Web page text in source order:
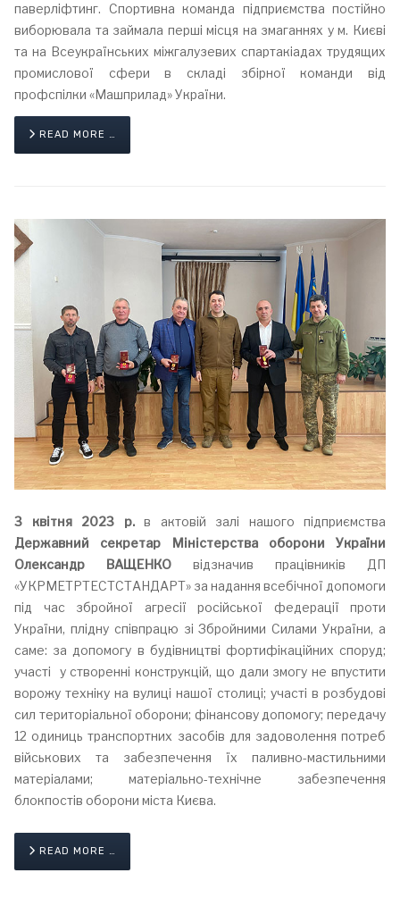
паверліфтинг. Спортивна команда підприємства постійно
виборювала та займала перші місця на змаганнях у м. Києві
та на Всеукраїнських міжгалузевих спартакіадах трудящих
промислової сфери в складі збірної команди від
профспілки «Машприлад» України.
READ MORE …
3 квітня 2023 р.в актовій залі нашого підприємства
Державний секретар Міністерства оборони України
Олександр ВАЩЕНКО відзначив працівників ДП
«УКРМЕТРТЕСТСТАНДАРТ» за надання всебічної допомоги
під час збройної агресії російської федерації проти
України, плідну співпрацю зі Збройними Силами України, а
саме: за допомогу в будівництві фортифікаційних споруд;
участі у створенні конструкцій, що дали змогу не впустити
ворожу техніку на вулиці нашої столиці; участі в розбудові
сил територіальної оборони; фінансову допомогу; передачу
12 одиниць транспортних засобів для задоволення потреб
військових та забезпечення їх паливно-мастильними
матеріалами; матеріально-технічне забезпечення
блокпостів оборони міста Києва.
READ MORE …